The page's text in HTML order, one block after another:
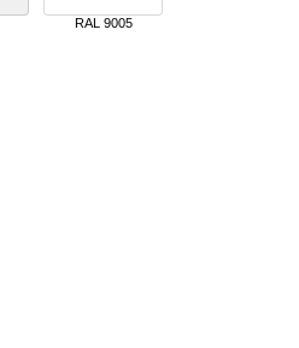
RAL 9005